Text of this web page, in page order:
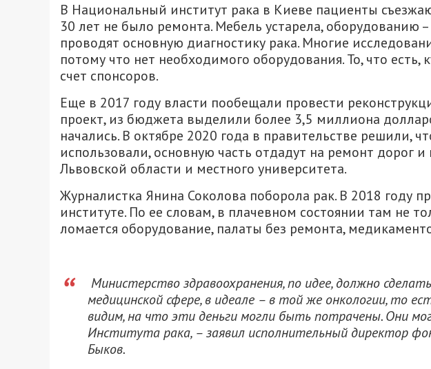
В Национальный институт рака в Киеве пациенты
30 лет не было ремонта. Мебель устарела, оборудованию
проводят основную диагностику рака. Многие
потому что нет необходимого оборудования. То, что есть,
счет спонсоров.
Еще в 2017 году власти пообещали провести
проект, из бюджета выделили более 3,5 миллиона
начались. В октябре 2020 года в правительстве решили,
использовали, основную часть отдадут на ремонт дорог
Львовской области и местного университета.
Журналистка Янина Соколова поборола рак. В 2018 году
институте. По ее словам, в плачевном состоянии там не
ломается оборудование, палаты без ремонта,
Министерство здравоохранения, по идее, должно
медицинской сфере, в идеале – в той же онкологии, то
видим, на что эти деньги могли быть потрачены. Они
Института рака, – заявил исполнительный директор
Быков.